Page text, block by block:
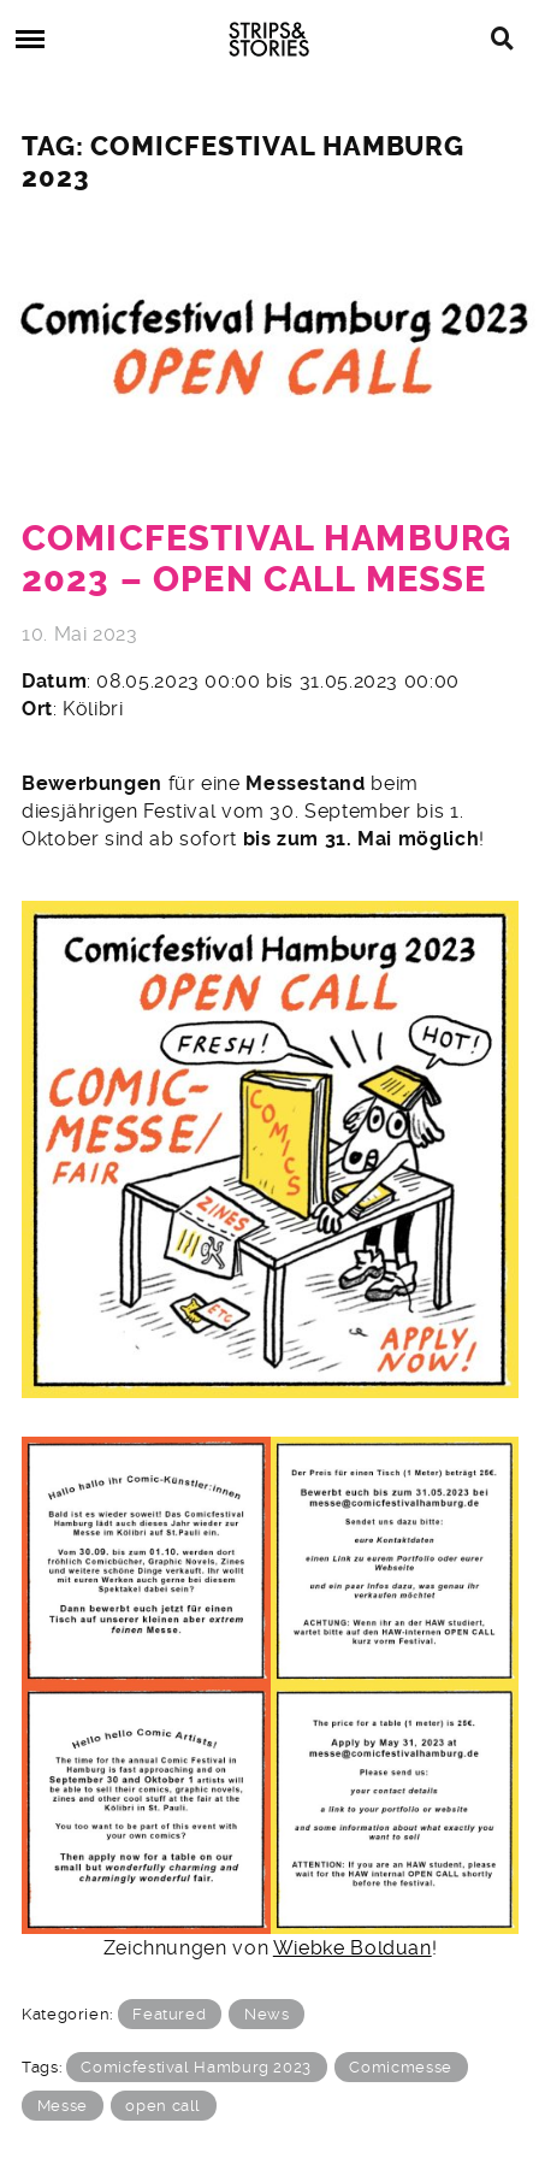
to
Strips
&
Stories
Comics,
Bücher
TAG: COMICFESTIVAL HAMBURG
2023
COMICFESTIVAL HAMBURG
2023 – OPEN CALL MESSE
10. Mai 2023
Datum: 08.05.2023 00:00 bis 31.05.2023 00:00
Ort: Kölibri
Bewerbungen für eine Messestand beim
diesjährigen Festival vom 30. September bis 1.
Oktober sind ab sofort bis zum 31. Mai möglich!
Zeichnungen von Wiebke Bolduan!
Kategorien: Featured News
Tags: Comicfestival Hamburg 2023 Comicmesse
Messe open call